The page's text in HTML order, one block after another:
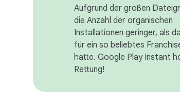
Aufgrund der großen
die Anzahl der organischen
Installationen geringer, als
für ein so beliebtes
hatte. Google Play Instant
Rettung!